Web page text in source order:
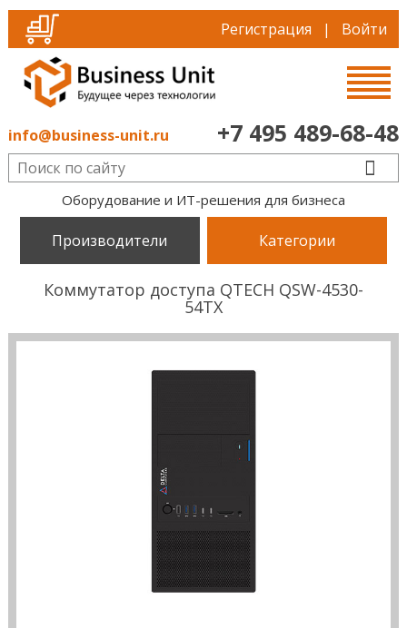
Регистрация | Войти
info@business-unit.ru +7 495 489-68-48
Оборудование и ИТ-решения для бизнеса
Производители Категории
Коммутатор доступа QTECH QSW-4530-
54TX